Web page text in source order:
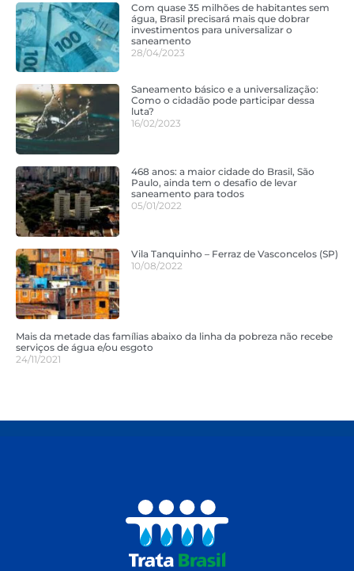
Com quase 35 milhões de habitantes sem
água, Brasil precisará mais que dobrar
investimentos para universalizar o
saneamento
28/04/2023
Saneamento básico e a universalização:
Como o cidadão pode participar dessa
luta?
16/02/2023
468 anos: a maior cidade do Brasil, São
Paulo, ainda tem o desafio de levar
saneamento para todos
05/01/2022
Vila Tanquinho – Ferraz de Vasconcelos (SP)
10/08/2022
Mais da metade das famílias abaixo da linha da pobreza não recebe
serviços de água e/ou esgoto
24/11/2021